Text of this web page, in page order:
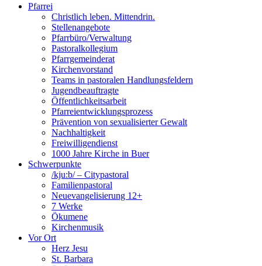
Pfarrei
Christlich leben. Mittendrin.
Stellenangebote
Pfarrbüro/Verwaltung
Pastoralkollegium
Pfarrgemeinderat
Kirchenvorstand
Teams in pastoralen Handlungsfeldern
Jugendbeauftragte
Öffentlichkeitsarbeit
Pfarreientwicklungsprozess
Prävention von sexualisierter Gewalt
Nachhaltigkeit
Freiwilligendienst
1000 Jahre Kirche in Buer
Schwerpunkte
/kju:b/ – Citypastoral
Familienpastoral
Neuevangelisierung 12+
7 Werke
Ökumene
Kirchenmusik
Vor Ort
Herz Jesu
St. Barbara